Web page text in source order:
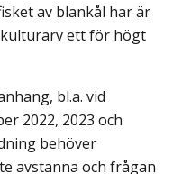
av blankål har är
ett för högt
bl.a. vid
2022, 2023 och
behöver
avstanna och frågan